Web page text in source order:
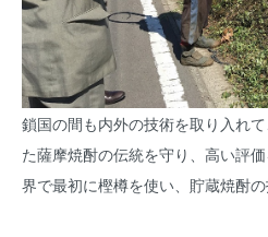
鎖国の間も内外の技術を取り入れ
た薩摩焼酎の伝統を守り、高い評
界で最初に樫樽を使い、貯蔵焼酎の